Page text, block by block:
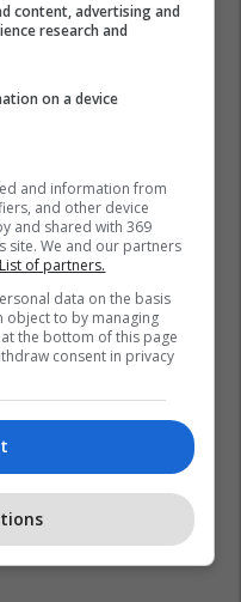
Botuese
content, advertising and
research and
on a device
and information from
and other device
and shared with 369
site. We and our partners
List of partners.
data on the basis
object to by managing
the bottom of this page
consent in privacy